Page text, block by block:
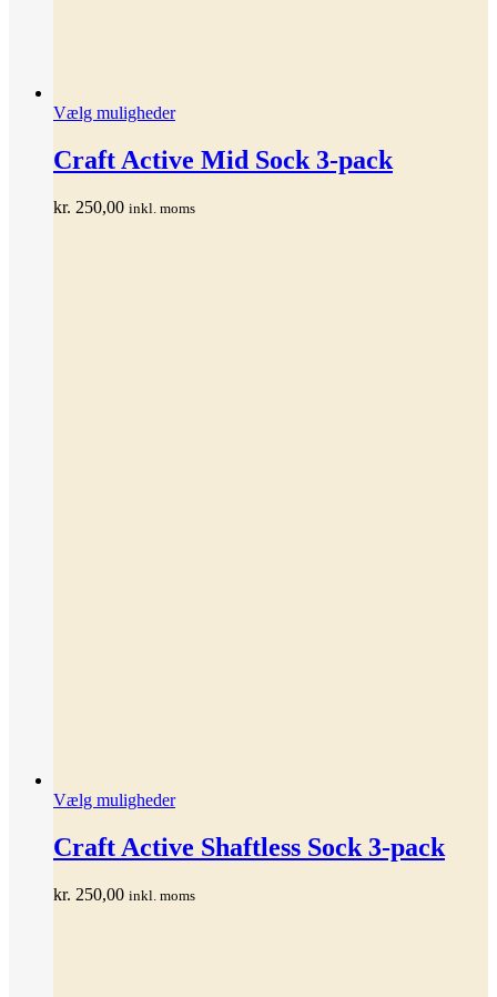
Vælg mulighederDette
flere
Mulighederne
Craft Active Mid Sock 3-pack
kr. 250,00 inkl. moms
Vælg mulighederDette
flere
Mulighederne
Craft Active Shaftless Sock 3-pack
kr. 250,00 inkl. moms